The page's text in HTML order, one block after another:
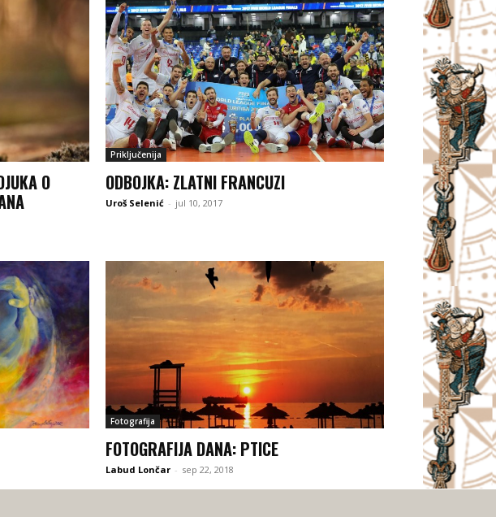
O
Priključenija
ODBOJKA: ZLATNI FRANCUZI
Uroš Selenić - jul 10, 2017
Fotografija
FOTOGRAFIJA DANA: PTICE
Labud Lončar - sep 22, 2018